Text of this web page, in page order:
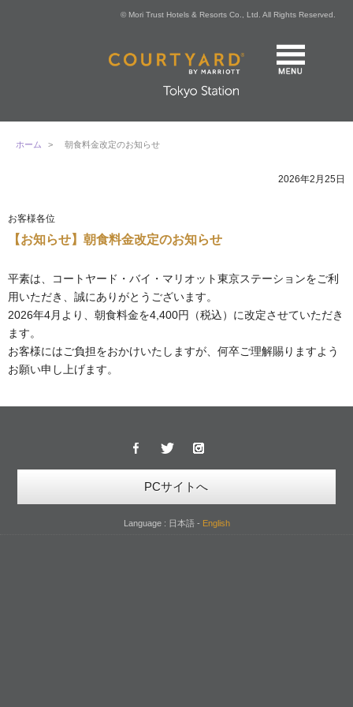
© Mori Trust Hotels & Resorts Co., Ltd. All Rights Reserved.
ホーム > 朝食料金改定のお知らせ
2026年2月25日
お客様各位
【お知らせ】朝食料金改定のお知らせ
平素は、コートヤード・バイ・マリオット東京ステーションをご利
用いただき、誠にありがとうございます。
2026年4月より、朝食料金を4,400円（税込）に改定させていただき
ます。
お客様にはご負担をおかけいたしますが、何卒ご理解賜りますよう
お願い申し上げます。
PCサイトへ
Language : 日本語 - English